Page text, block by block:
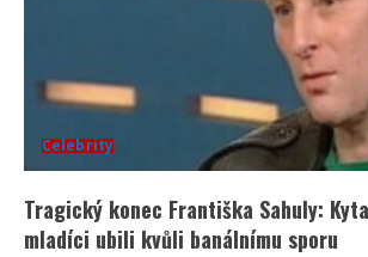
Celebrity
Tragický konec Františka Sahuly:
mladíci ubili kvůli banálnímu sporu